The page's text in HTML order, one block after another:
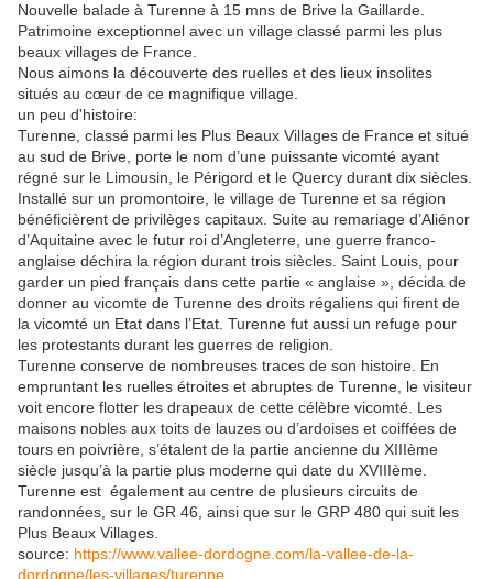
Nouvelle balade à Turenne à 15 mns de Brive la Gaillarde.
Patrimoine exceptionnel avec un village classé parmi les plus
beaux villages de France.
Nous aimons la découverte des ruelles et des lieux insolites
situés au cœur de ce magnifique village.
un peu d'histoire:
Turenne, classé parmi les Plus Beaux Villages de France et situé
au sud de Brive, porte le nom d’une puissante vicomté ayant
régné sur le Limousin, le Périgord et le Quercy durant dix siècles.
Installé sur un promontoire, le village de Turenne et sa région
bénéficièrent de privilèges capitaux. Suite au remariage d’Aliénor
d’Aquitaine avec le futur roi d’Angleterre, une guerre franco-
anglaise déchira la région durant trois siècles. Saint Louis, pour
garder un pied français dans cette partie « anglaise », décida de
donner au vicomte de Turenne des droits régaliens qui firent de
la vicomté un Etat dans l’Etat. Turenne fut aussi un refuge pour
les protestants durant les guerres de religion.
Turenne conserve de nombreuses traces de son histoire. En
empruntant les ruelles étroites et abruptes de Turenne, le visiteur
voit encore flotter les drapeaux de cette célèbre vicomté. Les
maisons nobles aux toits de lauzes ou d’ardoises et coiffées de
tours en poivrière, s’étalent de la partie ancienne du XIIIème
siècle jusqu’à la partie plus moderne qui date du XVIIIème.
Turenne est également au centre de plusieurs circuits de
randonnées, sur le GR 46, ainsi que sur le GRP 480 qui suit les
Plus Beaux Villages.
source: https://www.vallee-dordogne.com/la-vallee-de-la-
dordogne/les-villages/turenne